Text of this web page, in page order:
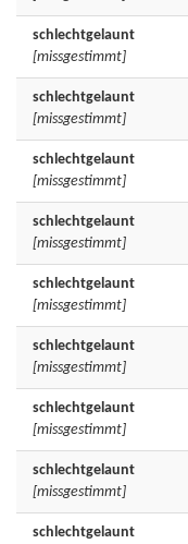
schlechtgelaunt
[missgestimmt]
schlechtgelaunt
[missgestimmt]
schlechtgelaunt
[missgestimmt]
schlechtgelaunt
[missgestimmt]
schlechtgelaunt
[missgestimmt]
schlechtgelaunt
[missgestimmt]
schlechtgelaunt
[missgestimmt]
schlechtgelaunt
[missgestimmt]
schlechtgelaunt